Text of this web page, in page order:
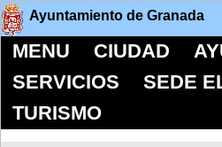
Ayuntamiento de Granada
MENU CIUDAD
SERVICIOS
SEDE
TURISMO